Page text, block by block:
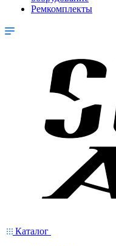
Ремкомплекты
Каталог